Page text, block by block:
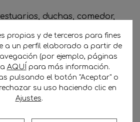
duchas, comedor,
y el de trabajo
por transferencia, a 30 días
de pagaré).
en la oferta puedes
propias y de terceros para fines
a un perfil elaborado a partir de
(por ejemplo, páginas
AQUÍ para más información.
pulsando el botón "Aceptar" o
su uso haciendo clic en
Ajustes.